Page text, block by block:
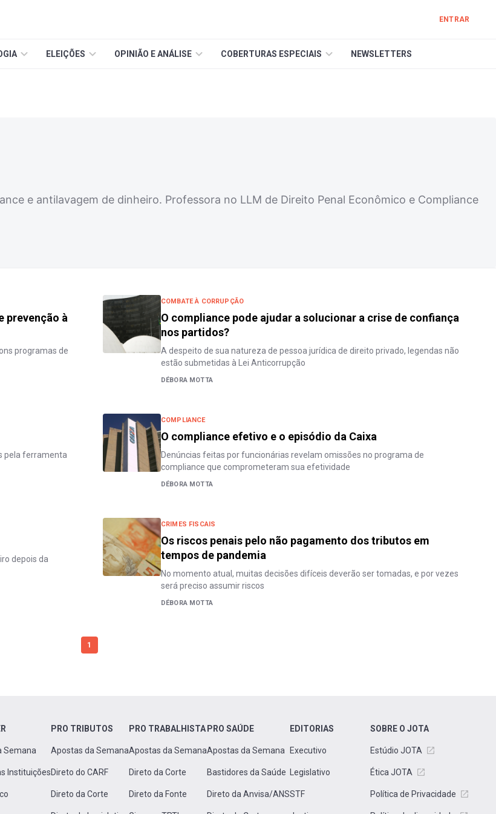
ENTRAR
ELEIÇÕES OPINIÃO E ANÁLISE COBERTURAS ESPECIAIS NEWSLETTERS
e antilavagem de dinheiro. Professora no LLM de Direito Penal Econômico e Compliance
prevenção à
programas de
COMBATE À CORRUPÇÃO
O compliance pode ajudar a solucionar a crise de confiança
nos partidos?
A despeito de sua natureza de pessoa jurídica de direito privado, legendas não
estão submetidas à Lei Anticorrupção
DÉBORA MOTTA
pela ferramenta
COMPLIANCE
O compliance efetivo e o episódio da Caixa
Denúncias feitas por funcionárias revelam omissões no programa de
compliance que comprometeram sua efetividade
DÉBORA MOTTA
depois da
CRIMES FISCAIS
Os riscos penais pelo não pagamento dos tributos em
tempos de pandemia
No momento atual, muitas decisões difíceis deverão ser tomadas, e por vezes
será preciso assumir riscos
DÉBORA MOTTA
1
Semana
Instituições
PRO TRIBUTOS
Apostas da Semana
Direto do CARF
Direto da Corte
PRO TRABALHISTA
Apostas da Semana
Direto da Corte
Direto da Fonte
PRO SAÚDE
Apostas da Semana
Bastidores da Saúde
Direto da Anvisa/ANS
EDITORIAS
Executivo
Legislativo
STF
SOBRE O JOTA
Estúdio JOTA
Ética JOTA
Política de Privacidade